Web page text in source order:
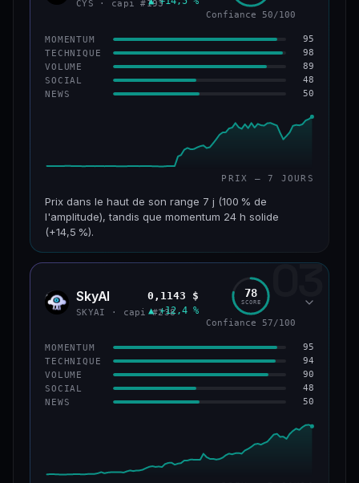
−10,2 %
VS ATH
−42,1 %
CONFIANCE 43/100
CYS · capi #193
Confiance 50/100
MOMENTUM 95
TECHNIQUE 98
VOLUME 89
SOCIAL 48
NEWS 50
PRIX — 7 JOURS
Prix dans le haut de son range 7 j (100 % de
l'amplitude), tandis que momentum 24 h solide
(+14,5 %).
CAP. MARCHÉ VOLUME 24 H
VAR. 7 J VAR. 30 J
+211,4 %
VS ATH
−3,2 % #193
CONFIANCE 50/100
03
SKYA SkyAI
SKYAI · capi #238
0,1143 $
▲ +12,4 %
78
SCORE
Confiance 57/100
MOMENTUM 95
TECHNIQUE 94
VOLUME 90
SOCIAL 48
NEWS 50